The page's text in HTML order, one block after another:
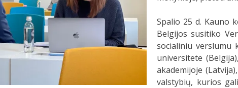
Spalio 25 d. Kauno
Belgijos susitiko
socialiniu verslumu
universitete
akademijoje
valstybių, kurios